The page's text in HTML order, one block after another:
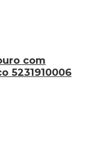
com
5231910006